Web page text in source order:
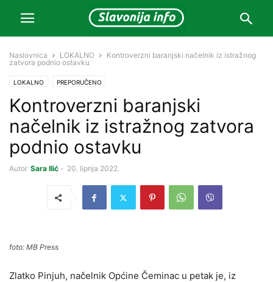
Naslovnica LOKALNO
Kontroverzni baranjski načelnik iz istražnog
zatvora podnio ostavku
LOKALNO PREPORUČENO
Kontroverzni baranjski
načelnik iz istražnog zatvora
podnio ostavku
Autor Sara Ilić - 20. lipnja 2022.
foto: MB Press
Zlatko Pinjuh, načelnik Općine Čeminac u petak je, iz